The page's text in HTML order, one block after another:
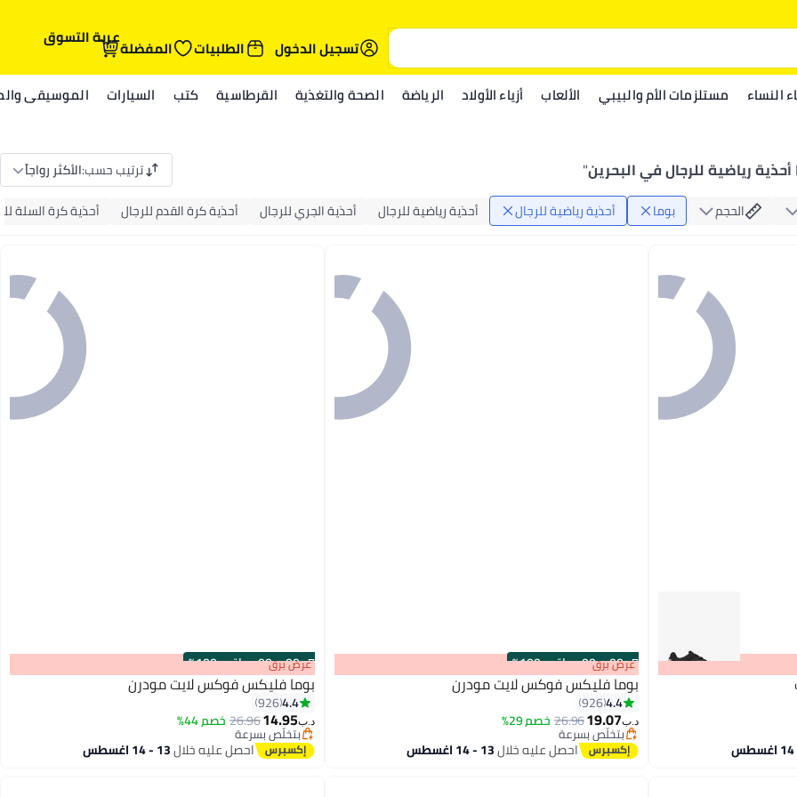
تسجيل الدخول
الطلبيات المفضلةعربة التسوق
النساء مستلزمات الأم والبيبي الألعاب أزياء الأولاد الرياضة الصحة والتغذية القرطاسية كتب السيارات الموسيقى
أحذية رياضية للرجال في البحرين" ترتيب حسب:الأكثر رواجاً
الحجم بوما أحذية رياضية للرجال أحذية رياضية للرجال أحذية الجري للرجال أحذية كرة القدم للرجال أحذية كرة السلة
00m:00s
·باقي 100% عرض برق
بوما فليكس فوكس لايت مودرن
4.4
926
د.ب‏19.07
26.96خصم 29%
بتخلّص بسرعة
بتخلّص بسرعةاحصل عليه خلال13 - 14 اغسطس
00m:00s
·باقي 100% عرض برق
بوما فليكس فوكس لايت مودرن
4.4
926
د.ب‏14.95
26.96 خصم 44%
بتخلّص بسرعة
بتخلّص بسرعةاحصل عليه خلال13 - 14 اغسطس